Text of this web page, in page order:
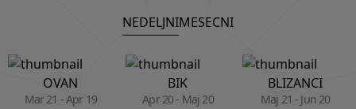
NEDELJNIMESECNI
OVAN
Mar 21 - Apr 19
BIK
Apr 20 - Maj 20
BLIZANCI
Maj 21 - Jun 20